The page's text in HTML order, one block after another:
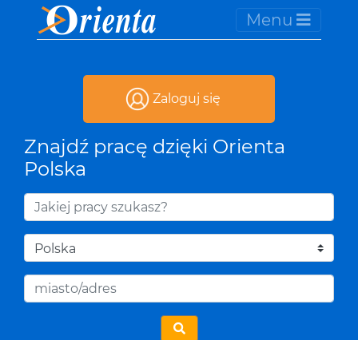
Menu
Zaloguj się
Znajdź pracę dzięki Orienta
Polska